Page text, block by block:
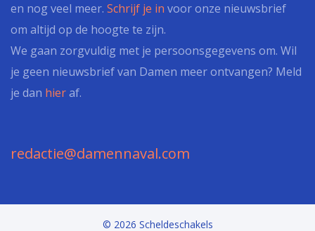
en nog veel meer. Schrijf je in voor onze nieuwsbrief
om altijd op de hoogte te zijn.
We gaan zorgvuldig met je persoonsgegevens om. Wil
je geen nieuwsbrief van Damen meer ontvangen? Meld
je dan hieraf.
redactie@damennaval.com
© 2026 Scheldeschakels